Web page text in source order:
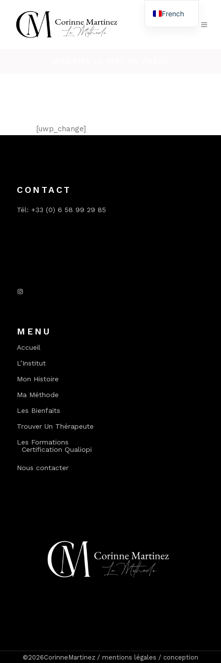
[uwp_change]
CONTACT
Tél: +33 (0) 6 58 99 29 85
Instagram
MENU
Accueil
L’Institut
Mon Histoire
Ma Méthode
Les Bienfaits
Trouver Un Thérapeute
Les Formations
Certification Qualiopi
Nous contacter
©2026CorinneMartinez / mentions légales / conception
French